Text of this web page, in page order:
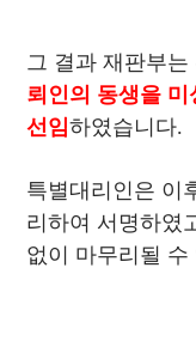
그 결과 재판부
뢰인의 동생을
선임하였습니다.
특별대리인은 이
리하여 서명하였
없이 마무리될 수